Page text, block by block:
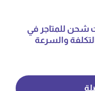
شحن للمتاجر في